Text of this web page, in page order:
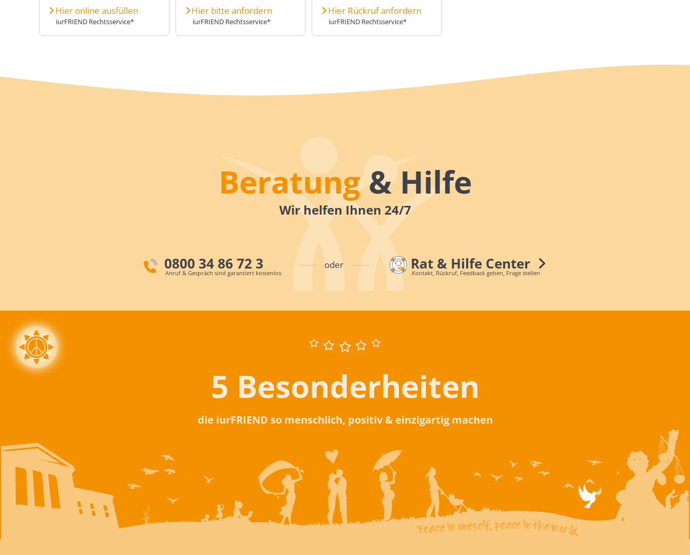
Hier online ausfüllen
iurFRIEND Rechtsservice*
Hier bitte anfordern
iurFRIEND Rechtsservice*
Hier Rückruf anfordern
iurFRIEND Rechtsservice*
Beratung& Hilfe
Wir helfen Ihnen 24/7
0800 34 86 72 3
Anruf & Gespräch sind garantiert kostenlos
oder Rat & Hilfe Center
Kontakt, Rückruf, Feedback geben, Frage stellen
5 Besonderheiten
die iurFRIEND so menschlich, positiv & einzigartig machen